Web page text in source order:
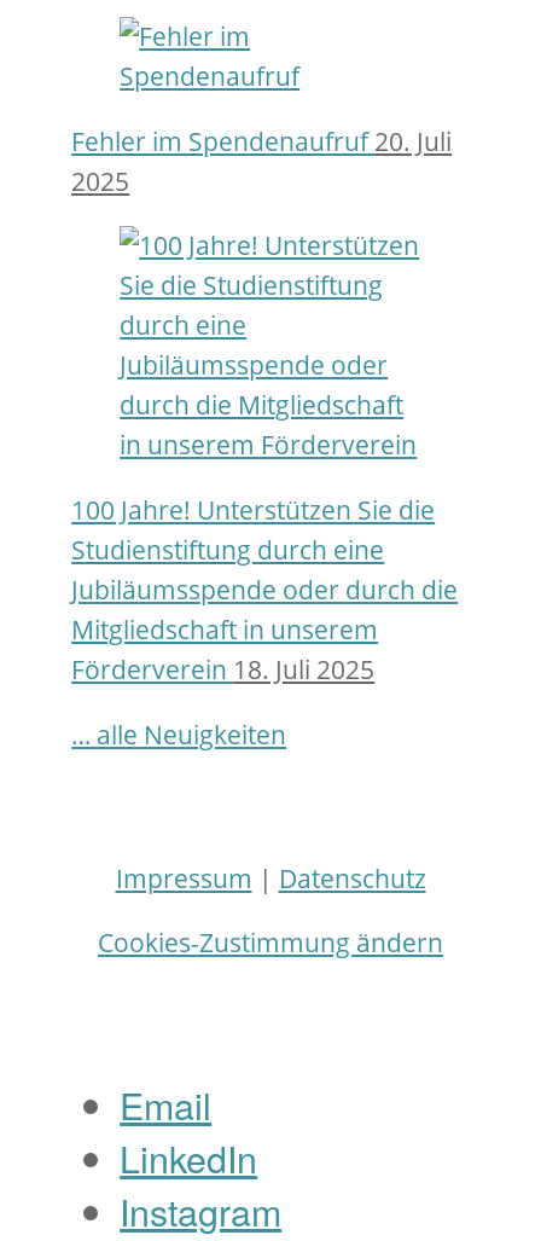
Fehler im Spendenaufruf20. Juli
2025
100 Jahre! Unterstützen Sie die
Studienstiftung durch eine
Jubiläumsspende oder durch die
Mitgliedschaft in unserem
Förderverein 18. Juli 2025
… alle Neuigkeiten
Impressum | Datenschutz
Cookies-Zustimmung ändern
Email
LinkedIn
Instagram